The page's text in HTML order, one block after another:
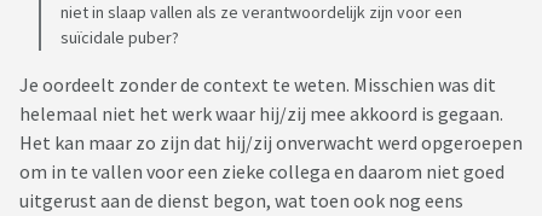
niet in slaap vallen als ze verantwoordelijk zijn voor een
suïcidale puber?
Je oordeelt zonder de context te weten. Misschien was dit
helemaal niet het werk waar hij/zij mee akkoord is gegaan.
Het kan maar zo zijn dat hij/zij onverwacht werd opgeroepen
om in te vallen voor een zieke collega en daarom niet goed
uitgerust aan de dienst begon, wat toen ook nog eens